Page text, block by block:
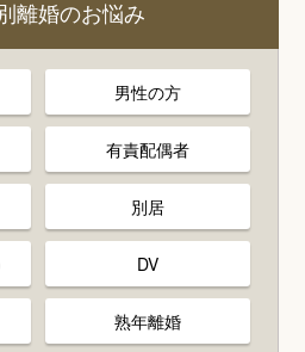
離婚のお悩み
男性の方
有責配偶者
別居
DV
熟年離婚